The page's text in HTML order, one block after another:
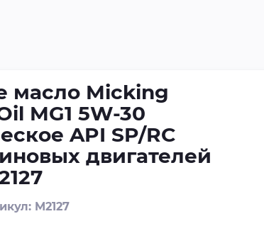
масло Micking
MG1 5W-30
API SP/RC
двигателей
M2127